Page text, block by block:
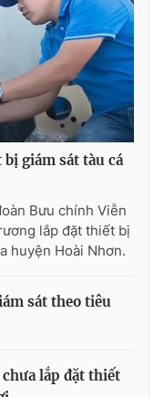
video
thao
Việt
giám sát tàu cá
Bưu chính Viễn
lắp đặt thiết bị
huyện Hoài Nhơn.
sát theo tiêu
lắp đặt thiết